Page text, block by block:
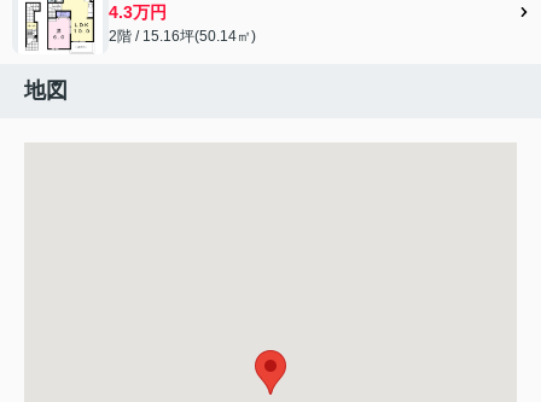
4.3万円
2階 / 15.16坪(50.14㎡)
地図